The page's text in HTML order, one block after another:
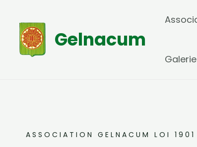
contenu
Gelnacum
ASSOCIATION GELNACUM LOI 1901